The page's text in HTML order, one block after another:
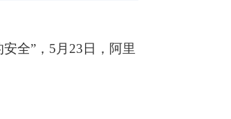
全”，5月23日，阿里